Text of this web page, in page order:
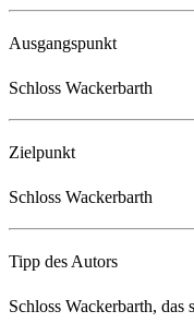
Ausgangspunkt
Schloss Wackerbarth
Zielpunkt
Schloss Wackerbarth
Tipp des Autors
Schloss Wackerbarth, das